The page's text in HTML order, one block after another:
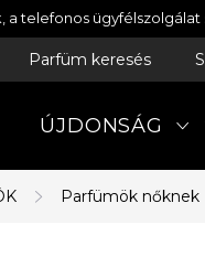
a telefonos
Parfüm keresés
ÚJDONSÁG
Parfümök nőknek